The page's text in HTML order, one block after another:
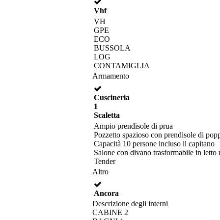
Vhf
VH
GPE
ECO
BUSSOLA
LOG
CONTAMIGLIA
Armamento
Cuscineria
1
Scaletta
Ampio prendisole di prua
Pozzetto spazioso con prendisole di
Capacità 10 persone incluso il capitano
Salone con divano trasformabile in letto
Tender
Altro
Ancora
Descrizione degli interni
CABINE 2